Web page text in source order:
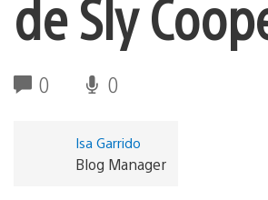
de Sly
0 0
Isa Garrido
Blog Manager